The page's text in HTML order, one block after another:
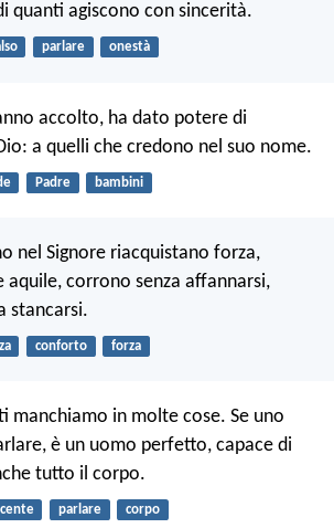
quanti agiscono con sincerità.
parlare onestà
accolto, ha dato potere di
a quelli che credono nel suo nome.
Padre bambini
nel Signore riacquistano forza,
aquile, corrono senza affannarsi,
stancarsi.
conforto forza
manchiamo in molte cose. Se uno
è un uomo perfetto, capace di
tutto il corpo.
parlare corpo